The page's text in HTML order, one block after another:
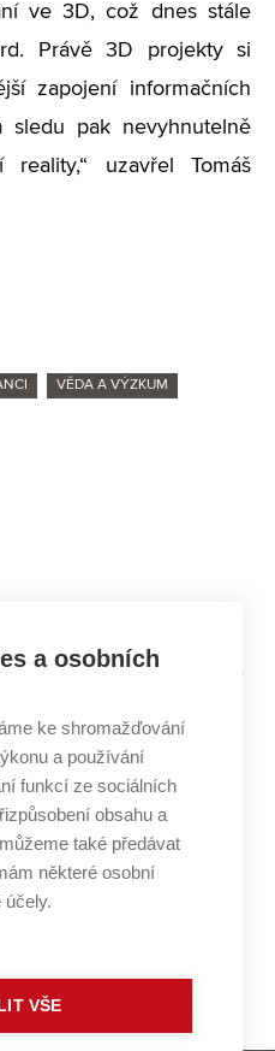
ve 3D, což dnes stále
Právě 3D projekty si
zapojení informačních
pak nevyhnutelně
uzavřel Tomáš
VĚDA A VÝZKUM
osob je stále důležitější
pomáhají
ještě horké vzorky
online systém.
dál
Profesura byl přirozený
a osobních
ke shromažďování
a používání
funkcí ze sociálních
obsahu a
také předávat
některé osobní
účely.
VŠE